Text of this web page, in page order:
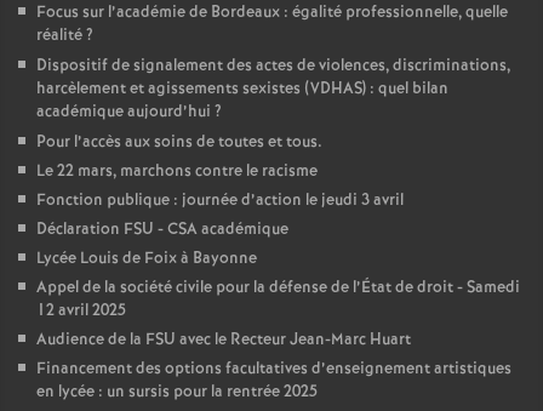
r
s
Focus sur l’académie de Bordeaux : égalité professionnelle, quelle
réalité?
Dispositif de signalement des actes de violences, discriminations,
harcèlement et agissements sexistes (VDHAS) : quel bilan
académique aujourd’hui ?
Pour l’accès aux soins de toutes et tous.
Le 22 mars, marchons contre le racisme
Fonction publique : journée d’action le jeudi 3 avril
Déclaration FSU - CSA académique
Lycée Louis de Foix à Bayonne
Appel de la société civile pour la défense de l’État de droit - Samedi
12 avril 2025
Audience de la FSU avec le Recteur Jean-Marc Huart
Financement des options facultatives d’enseignement artistiques
en lycée : un sursis pour la rentrée 2025